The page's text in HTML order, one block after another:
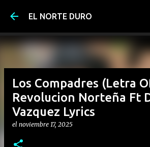
Ir al contenido
EL NORTE DURO
Los Compadres (Letra
Revolucion Norteña Ft
Vazquez Lyrics
el noviembre 17, 2025